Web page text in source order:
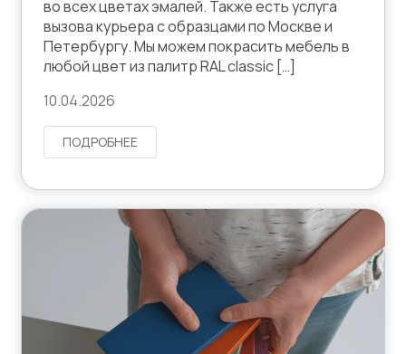
во всех цветах эмалей. Также есть услуга
вызова курьера с образцами по Москве и
Петербургу. Мы можем покрасить мебель в
любой цвет из палитр RAL classic […]
10.04.2026
ПОДРОБНЕЕ